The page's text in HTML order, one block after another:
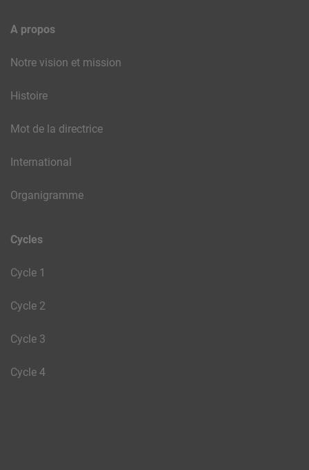
A propos
Notre vision et mission
Histoire
Mot de la directrice
International
Organigramme
Cycles
Cycle 1
Cycle 2
Cycle 3
Cycle 4